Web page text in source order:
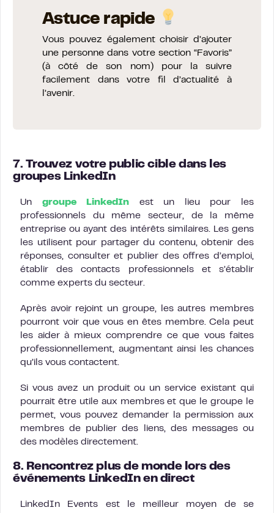
Astuce rapide
Vous pouvez également choisir d’ajouter
une personne dans votre section “Favoris”
(à côté de son nom) pour la suivre
facilement dans votre fil d’actualité à
l’avenir.
7. Trouvez votre public cible dans les
groupes LinkedIn
Un groupe LinkedIn est un lieu pour les
professionnels du même secteur, de la même
entreprise ou ayant des intérêts similaires. Les gens
les utilisent pour partager du contenu, obtenir des
réponses, consulter et publier des offres d’emploi,
établir des contacts professionnels et s’établir
comme experts du secteur.
Après avoir rejoint un groupe, les autres membres
pourront voir que vous en êtes membre. Cela peut
les aider à mieux comprendre ce que vous faites
professionnellement, augmentant ainsi les chances
qu’ils vous contactent.
Si vous avez un produit ou un service existant qui
pourrait être utile aux membres et que le groupe le
permet, vous pouvez demander la permission aux
membres de publier des liens, des messages ou
des modèles directement.
8. Rencontrez plus de monde lors des
événements LinkedIn en direct
LinkedIn Events est le meilleur moyen de se